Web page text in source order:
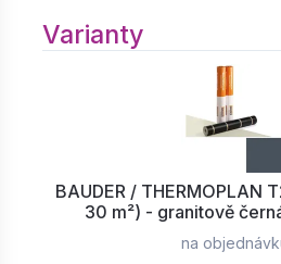
Varianty
BAUDER / THERMOPLAN
30 m²) - granitově
na